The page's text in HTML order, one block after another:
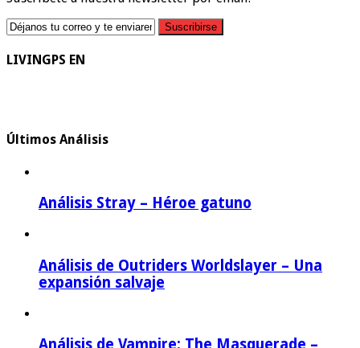
LIVINGPS EN
Últimos Análisis
Análisis Stray – Héroe gatuno
Análisis de Outriders Worldslayer – Una
expansión salvaje
Análisis de Vampire: The Masquerade –